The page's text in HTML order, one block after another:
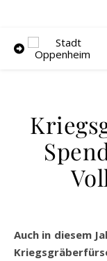
Auch in diesem Jahr führt der „Volksbund Deutsche